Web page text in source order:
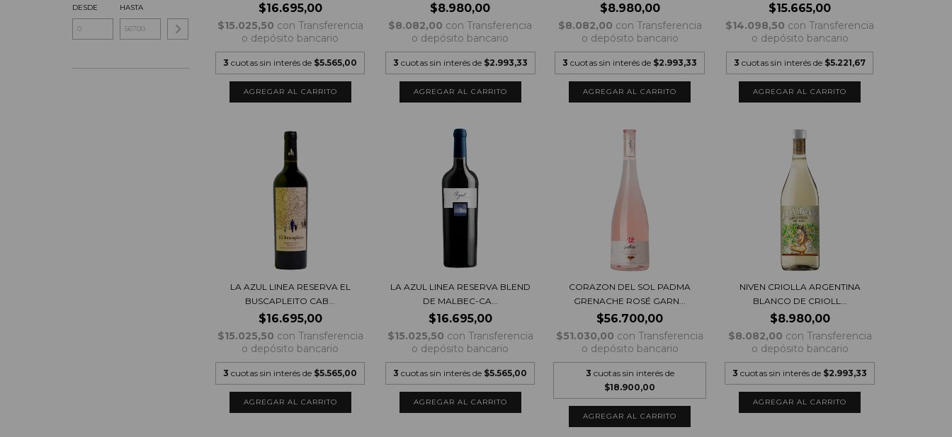
DESDE HASTA $16.695,00
$15.025,50 con Transferencia
o depósito bancario
3 cuotas sin interés de $5.565,00
$8.980,00
$8.082,00 con Transferencia
o depósito bancario
3 cuotas sin interés de $2.993,33
$8.980,00
$8.082,00 con Transferencia
o depósito bancario
3 cuotas sin interés de $2.993,33
$15.665,00
$14.098,50 con Transferencia
o depósito bancario
3 cuotas sin interés de $5.221,67
LA AZUL LINEA RESERVA EL
BUSCAPLEITO CAB...
$16.695,00
$15.025,50 con Transferencia
o depósito bancario
3 cuotas sin interés de $5.565,00
LA AZUL LINEA RESERVA BLEND
DE MALBEC-CA...
$16.695,00
$15.025,50 con Transferencia
o depósito bancario
3 cuotas sin interés de $5.565,00
CORAZON DEL SOL PADMA
GRENACHE ROSÉ GARN...
$56.700,00
$51.030,00 con Transferencia
o depósito bancario
3 cuotas sin interés de
$18.900,00
NIVEN CRIOLLA ARGENTINA
BLANCO DE CRIOLL...
$8.980,00
$8.082,00 con Transferencia
o depósito bancario
3 cuotas sin interés de $2.993,33